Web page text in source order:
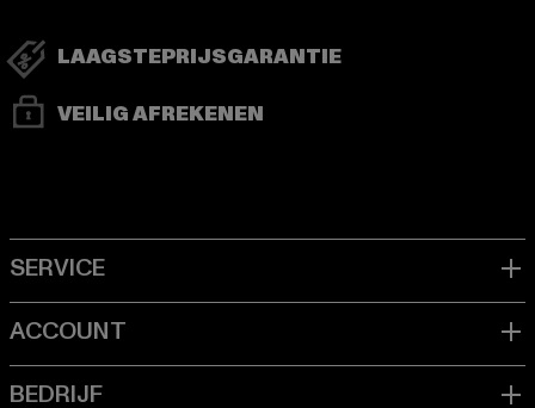
LAAGSTEPRIJSGARANTIE
VEILIG AFREKENEN